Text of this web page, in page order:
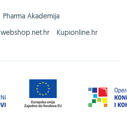
Pharma Akademija
webshop.net.hr
Kupionline.hr